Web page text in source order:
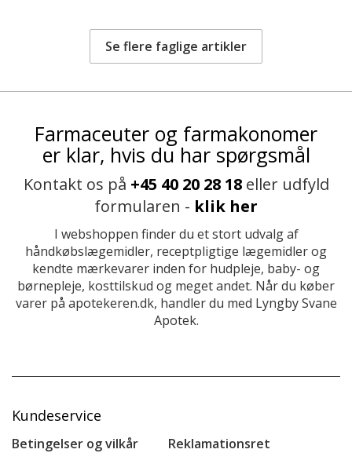
Se flere faglige artikler
Farmaceuter og farmakonomer
er klar, hvis du har spørgsmål
Kontakt os på +45 40 20 28 18eller udfyld
formularen - klik her
I webshoppen finder du et stort udvalg af
håndkøbslægemidler, receptpligtige lægemidler og
kendte mærkevarer inden for hudpleje, baby- og
børnepleje, kosttilskud og meget andet. Når du køber
varer på apotekeren.dk, handler du med Lyngby Svane
Apotek.
Kundeservice
Betingelser og vilkår
Reklamationsret